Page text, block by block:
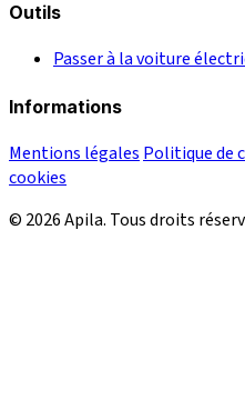
Outils
Passer à la voiture
Informations
Mentions légales Politique de
cookies
© 2026 Apila. Tous droits